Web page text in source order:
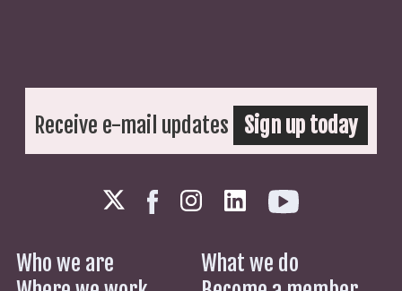
Receive e-mail updates Sign up today
Who we are
What we do